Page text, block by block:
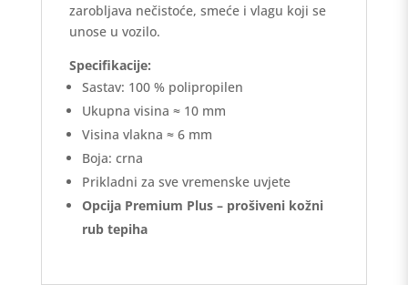
zarobljava nečistoće, smeće i vlagu koji se
unose u vozilo.
Specifikacije:
Sastav: 100 % polipropilen
Ukupna visina ≈ 10 mm
Visina vlakna ≈ 6 mm
Boja: crna
Prikladni za sve vremenske uvjete
Opcija Premium Plus – prošiveni kožni
rub tepiha